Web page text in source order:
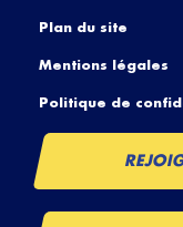
Plan du site
Mentions légales
Politique de